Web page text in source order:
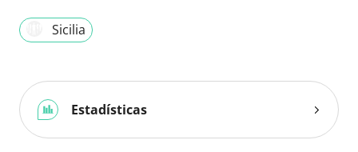
Sicilia
Estadísticas